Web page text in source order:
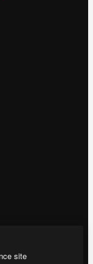
site